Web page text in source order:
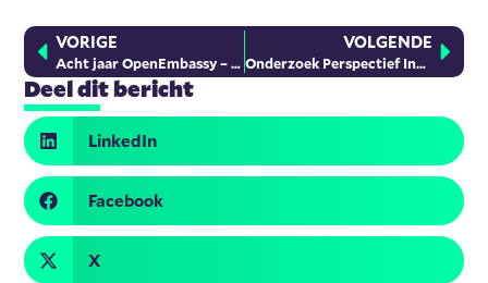
VORIGE
Acht jaar OpenEmbassy – acht jaar systeemimpact
VOLGENDE
Onderzoek Perspectief Inburgeraars naar Tweede Kamer
Deel dit bericht
LinkedIn
Facebook
X